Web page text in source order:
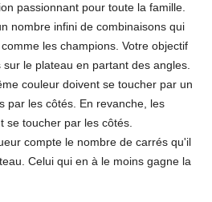
passionnant pour toute la famille.
nombre infini de combinaisons qui
les champions. Votre objectif
le plateau en partant des angles.
couleur doivent se toucher par un
par les côtés. En revanche, les
se toucher par les côtés.
compte le nombre de carrés qu'il
Celui qui en à le moins gagne la